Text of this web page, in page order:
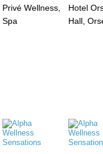
Privé Wellness,
Spa
Hotel
Hall,